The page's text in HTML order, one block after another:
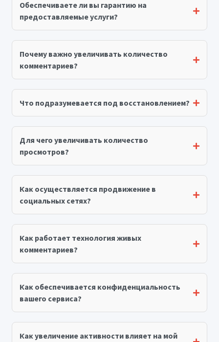
Обеспечиваете ли вы гарантию на
предоставляемые услуги?
Почему важно увеличивать количество
комментариев?
Что подразумевается под восстановлением?
Для чего увеличивать количество
просмотров?
Как осуществляется продвижение в
социальных сетях?
Как работает технология живых
комментариев?
Как обеспечивается конфиденциальность
вашего сервиса?
Как увеличение активности влияет на мой